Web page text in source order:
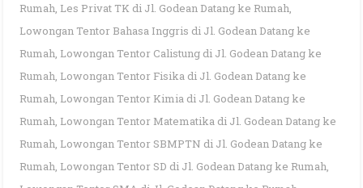
Rumah, Les Privat TK di Jl. Godean Datang ke Rumah,
Lowongan Tentor Bahasa Inggris di Jl. Godean Datang ke
Rumah, Lowongan Tentor Calistung di Jl. Godean Datang ke
Rumah, Lowongan Tentor Fisika di Jl. Godean Datang ke
Rumah, Lowongan Tentor Kimia di Jl. Godean Datang ke
Rumah, Lowongan Tentor Matematika di Jl. Godean Datang ke
Rumah, Lowongan Tentor SBMPTN di Jl. Godean Datang ke
Rumah, Lowongan Tentor SD di Jl. Godean Datang ke Rumah,